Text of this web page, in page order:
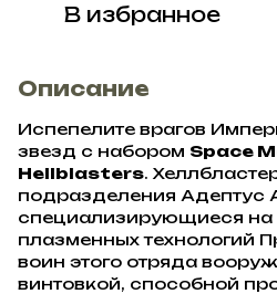
В избранное
Описание
Испепелите врагов
звезд с набором Space
Hellblasters.
подразделения Адептус
специализирующиеся на
плазменных технологий
воин этого отряда
винтовкой, способной